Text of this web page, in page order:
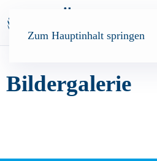
Zum Hauptinhalt springen
Bildergalerie